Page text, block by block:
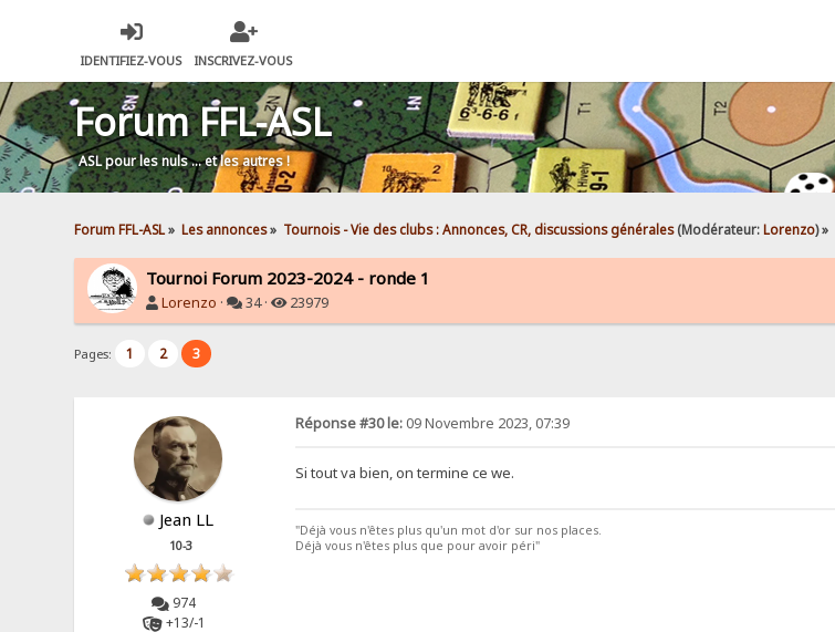
IDENTIFIEZ-VOUS INSCRIVEZ-VOUS
Forum FFL-ASL
ASL pour les nuls … et les autres !
Forum FFL-ASL» Les annonces» Tournois - Vie des clubs : Annonces, CR, discussions générales(Modérateur:Lorenzo) »
Tournoi Forum 2023-2024 - ronde 1
Lorenzo · 34 · 23979
Pages: 1 2 3
Jean LL
10-3
974
+13/-1
Réponse #30 le:09 Novembre 2023, 07:39
Si tout va bien, on termine ce we.
"Déjà vous n'êtes plus qu'un mot d'or sur nos places.
Déjà vous n'êtes plus que pour avoir péri"